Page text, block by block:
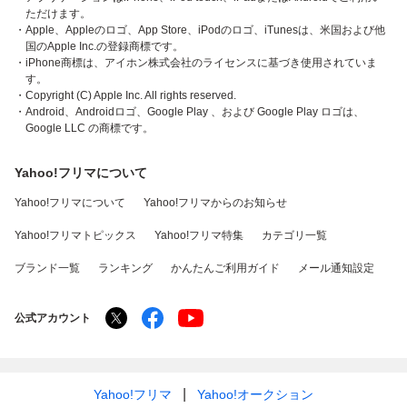
ただけます。
・Apple、Appleのロゴ、App Store、iPodのロゴ、iTunesは、米国および他
国のApple Inc.の登録商標です。
・iPhone商標は、アイホン株式会社のライセンスに基づき使用されていま
す。
・Copyright (C) Apple Inc. All rights reserved.
・Android、Androidロゴ、Google Play 、および Google Play ロゴは、
Google LLC の商標です。
Yahoo!フリマについて
Yahoo!フリマについて Yahoo!フリマからのお知らせ
Yahoo!フリマトピックス Yahoo!フリマ特集 カテゴリ一覧
ブランド一覧 ランキング かんたんご利用ガイド メール通知設定
公式アカウント
Yahoo!フリマ Yahoo!オークション